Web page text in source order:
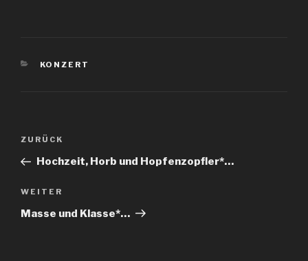
KATEGORIEN
KONZERT
Beitragsnavigation
Vorheriger
Beitrag
ZURÜCK
Hochzeit, Horb und Hopfenzopfler*…
Nächster
Beitrag
WEITER
Masse und Klasse*…